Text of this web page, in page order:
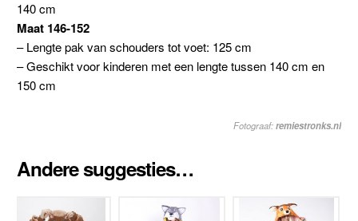
140 cm
Maat 146-152
– Lengte pak van schouders tot voet: 125 cm
– Geschikt voor kinderen met een lengte tussen 140 cm en
150 cm
Fotograaf:remiestronks.nl
Andere suggesties…